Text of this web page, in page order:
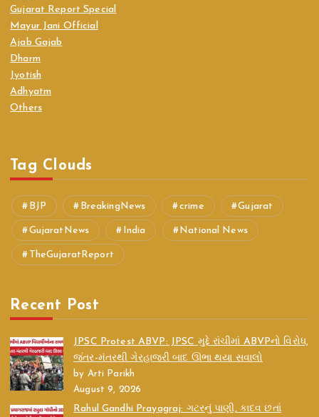
Gujarat Report Special
Mayur Jani Official
Ajab Gajab
Dharm
Jyotish
Adhyatm
Others
Tag Clouds
BJP BreakingNews crime Gujarat
GujaratNews India National News
TheGujaratReport
Recent Post
JPSC Protest ABVP: JPSC મુદ્દે રાંચીમાં ABVPનો વિરોધ,
જંતર-મંતરથી ગેરહાજરી બાદ ઊભા થયા સવાલો
by Arti Parikh
August 9, 2026
Rahul Gandhi Prayagraj: ગટરનું પાણી, કાદવ છતાં